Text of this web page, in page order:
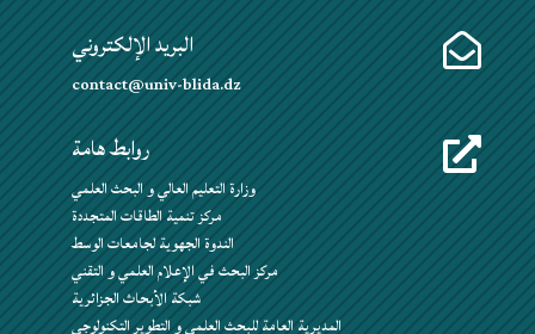
 البريد الإلكتروني
contact@univ-blida.dz
 روابط هامة
وزارة التعليم العالي و البحث العلمي
مركز تنمية الطاقات المتجددة
الندوة الجهوية لجامعات الوسط
مركز البحث في الإعلام العلمي و التقني
شبكة الأبحاث الجزائرية
المديرية العامة للبحث العلمي و التطوير التكنولوجي